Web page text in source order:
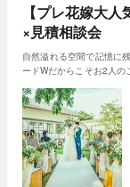
【プレ花嫁大
×見積相談会
自然溢れる空間で記憶に
ードWだからこそお2人